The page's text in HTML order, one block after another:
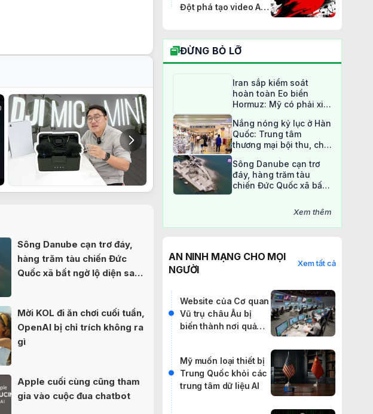
Sông Danube cạn trơ đáy,
hàng trăm tàu chiến Đức
Quốc xã bất ngờ lộ diện sau
Mời KOL đi ăn chơi cuối tuần,
OpenAI bị chỉ trích không ra
gì
Apple cuối cùng cũng tham
gia vào cuộc đua chatbot
Đột phá tạo video AI
ĐỪNG BỎ LỠ
Iran sắp kiểm soát
hoàn toàn Eo biển
Hormuz: Mỹ có phải xin
Nắng nóng kỷ lục ở Hàn
Quốc: Trung tâm
thương mại bội thu, chợ
Sông Danube cạn trơ
đáy, hàng trăm tàu
chiến Đức Quốc xã bất
Xem thêm
AN NINH MẠNG CHO MỌI
NGƯỜI
Xem tất cả
Website của Cơ quan
Vũ trụ châu Âu bị
biến thành nơi quảng
Mỹ muốn loại thiết bị
Trung Quốc khỏi các
trung tâm dữ liệu AI